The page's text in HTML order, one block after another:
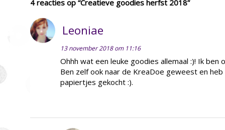
4 reacties op “Creatieve goodies herfst 2018”
Leoniae
13 november 2018 om 11:16
Ohhh wat een leuke goodies allemaal :)! Ik ben
Ben zelf ook naar de KreaDoe geweest en
papiertjes gekocht :).